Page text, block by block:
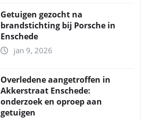
Getuigen gezocht na
brandstichting bij Porsche in
Enschede
jan 9, 2026
Overledene aangetroffen in
Akkerstraat Enschede:
onderzoek en oproep aan
getuigen